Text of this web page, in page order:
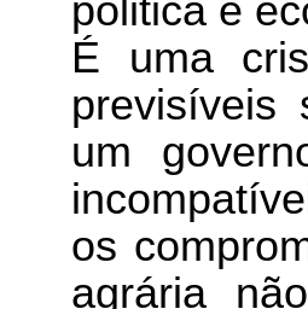
politica e
É uma
previsíveis
um
os
agrária